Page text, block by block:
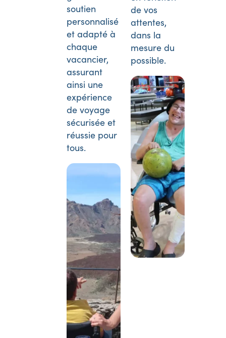
soutien
personnalisé
et adapté à
chaque
vacancier,
assurant
ainsi une
expérience
de voyage
sécurisée et
réussie pour
tous.
de vos
attentes,
dans la
mesure du
possible.